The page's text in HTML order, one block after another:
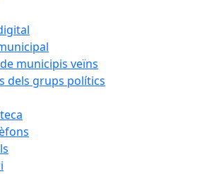
municipis veïns
dels grups polítics